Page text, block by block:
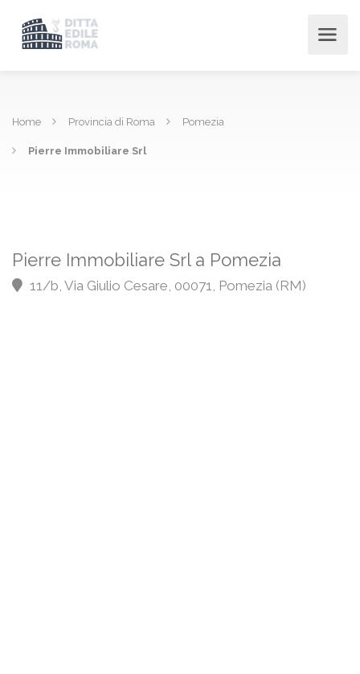
Home Provincia di Roma Pomezia
Pierre Immobiliare Srl
Pierre Immobiliare Srl a Pomezia
11/b, Via Giulio Cesare, 00071, Pomezia (RM)